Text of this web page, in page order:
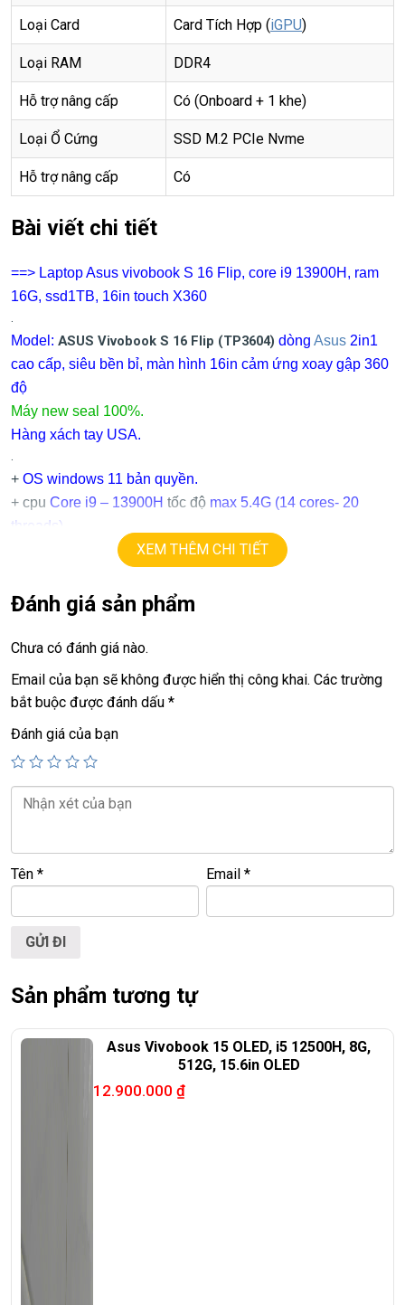
Loại Card Card Tích Hợp (iGPU)
Loại RAM DDR4
Hỗ trợ nâng cấp Có (Onboard + 1 khe)
Loại Ổ Cứng SSD M.2 PCIe Nvme
Hỗ trợ nâng cấp Có
Bài viết chi tiết
==> Laptop Asus vivobook S 16 Flip, core i9 13900H, ram
16G, ssd1TB, 16in touch X360
.
Model: ASUS Vivobook S 16 Flip (TP3604) dòng Asus 2in1
cao cấp, siêu bền bỉ, màn hình 16in cảm ứng xoay gập 360
độ
Máy new seal 100%.
Hàng xách tay USA.
.
+ OS windows 11 bản quyền.
+ cpu Core i9 – 13900H tốc độ max 5.4G (14 cores- 20
threads).
16G, support 50G.
+ lcd16inFHD+(1920 x 1200) touch X360
Intel Iris XE Graphics
+usb 3.0, HDMI, usb type C…
.
Giá:20,9 tr
💻LAPTOP TRIỀU PHÁT • UY TÍN • CHẤT LƯỢNG • GIÁ
TỐT💻
📞Hotline / Zalo:0939.008.008 – 0938.078.389
cam kết chính hãng 100%
XEM THÊM CHI TIẾT
Đánh giá sản phẩm
Chưa có đánh giá nào.
Email của bạn sẽ không được hiển thị công khai. Các trường
bắt buộc được đánh dấu *
Đánh giá của bạn
Tên * Email*
Sản phẩm tương tự
Asus Vivobook 15 OLED, i5 12500H, 8G,
512G, 15.6in OLED
12.900.000 ₫